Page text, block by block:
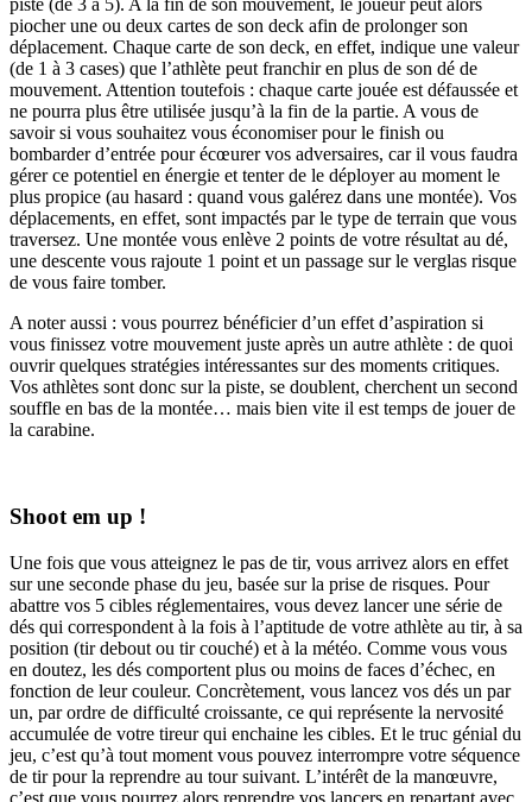
piste (de 3 à 5). A la fin de son mouvement, le joueur peut alors
piocher une ou deux cartes de son deck afin de prolonger son
déplacement. Chaque carte de son deck, en effet, indique une valeur
(de 1 à 3 cases) que l’athlète peut franchir en plus de son dé de
mouvement. Attention toutefois : chaque carte jouée est défaussée et
ne pourra plus être utilisée jusqu’à la fin de la partie. A vous de
savoir si vous souhaitez vous économiser pour le finish ou
bombarder d’entrée pour écœurer vos adversaires, car il vous faudra
gérer ce potentiel en énergie et tenter de le déployer au moment le
plus propice (au hasard : quand vous galérez dans une montée). Vos
déplacements, en effet, sont impactés par le type de terrain que vous
traversez. Une montée vous enlève 2 points de votre résultat au dé,
une descente vous rajoute 1 point et un passage sur le verglas risque
de vous faire tomber.
A noter aussi : vous pourrez bénéficier d’un effet d’aspiration si
vous finissez votre mouvement juste après un autre athlète : de quoi
ouvrir quelques stratégies intéressantes sur des moments critiques.
Vos athlètes sont donc sur la piste, se doublent, cherchent un second
souffle en bas de la montée… mais bien vite il est temps de jouer de
la carabine.
Shoot em up !
Une fois que vous atteignez le pas de tir, vous arrivez alors en effet
sur une seconde phase du jeu, basée sur la prise de risques. Pour
abattre vos 5 cibles réglementaires, vous devez lancer une série de
dés qui correspondent à la fois à l’aptitude de votre athlète au tir, à sa
position (tir debout ou tir couché) et à la météo. Comme vous vous
en doutez, les dés comportent plus ou moins de faces d’échec, en
fonction de leur couleur. Concrètement, vous lancez vos dés un par
un, par ordre de difficulté croissante, ce qui représente la nervosité
accumulée de votre tireur qui enchaine les cibles. Et le truc génial du
jeu, c’est qu’à tout moment vous pouvez interrompre votre séquence
de tir pour la reprendre au tour suivant. L’intérêt de la manœuvre,
c’est que vous pourrez alors reprendre vos lancers en repartant avec